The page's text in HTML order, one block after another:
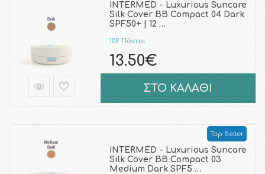
INTERMED - Luxurious Suncare
Silk Cover BB Compact 04 Dark
SPF50+ | 12 …
109 Πόντοι
13.50€
ΣΤΟ ΚΑΛΑΘΙ
Top Seller
INTERMED - Luxurious Suncare
Silk Cover BB Compact 03
Medium Dark SPF5 …